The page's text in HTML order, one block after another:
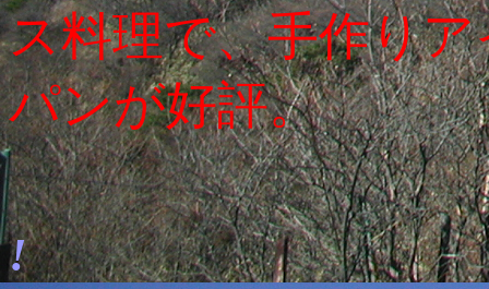
ス料理で、手作り
パンが好評。
!